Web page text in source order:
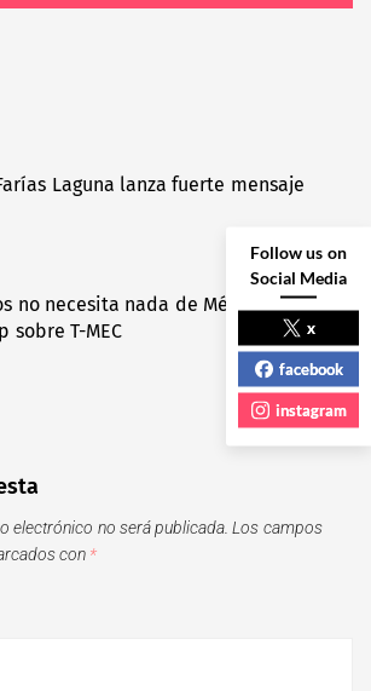
Laguna lanza fuerte mensaje
no necesita nada de México ni de
sobre T-MEC
electrónico no será publicada. Los campos
con *
Follow us on
Social Media
x
facebook
instagram